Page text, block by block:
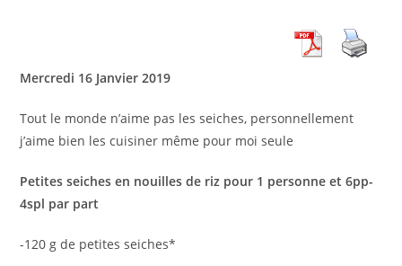
Mercredi 16 Janvier 2019
Tout le monde n’aime pas les seiches, personnellement
j’aime bien les cuisiner même pour moi seule
Petites seiches en nouilles de riz pour 1 personne et 6pp-
4spl par part
-120 g de petites seiches*